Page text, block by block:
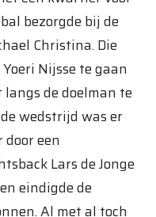
bezorgde bij de
Christina. Die
Nijsse te gaan
de doelman te
wedstrijd was er
een
Lars de Jonge
eindigde de
Al met al toch